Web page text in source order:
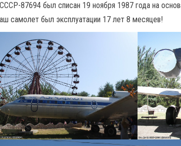
87694 был списан 19 ноября 1987 года на
самолет был эксплуатации 17 лет 8 месяцев!